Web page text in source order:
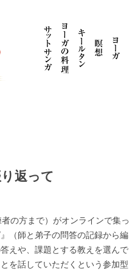
返って
の方まで）がオンラインで集っ
（師と弟子の問答の記録から編
えや、課題とする教えを選んで
を話していただくという参加型